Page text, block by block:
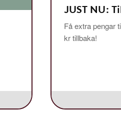
JUST NU:
Få extra pengar
kr tillbaka!